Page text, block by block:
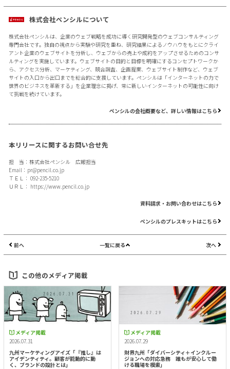
株式会社ペンシルについて
株式会社ペンシルは、企業のウェブ戦略を成功に導く研究開発型のウェブコンサルティング
専門会社です。独自の視点から実験や研究を重ね、研究結果によるノウハウをもとにクライ
アント企業のウェブサイトを分析し、ウェブからの売上や成約をアップさせるためのコンサ
ルティングを実施しています。ウェブサイトの目的と目標を明確にするコンセプトワークか
ら、アクセス分析、マーケティング、競合調査、企画提案、ウェブサイト制作など、ウェブ
サイトの入口から出口までを総合的に支援しています。ペンシルは「インターネットの力で
世界のビジネスを革新する」を企業理念に掲げ、常に新しいインターネットの可能性に向け
て挑戦を続けています。
ペンシルの会社概要など、詳しい情報はこちら
本リリースに関するお問い合せ先
担 当：株式会社ペンシル 広報担当
Email： pr@pencil.co.jp
ＴＥＬ： 092-235-5210
ＵＲＬ： https://www.pencil.co.jp
資料請求・お問い合わせはこちら
ペンシルのプレスキットはこちら
前へ 一覧に戻る 次へ
この他のメディア掲載
メディア掲載
2026.07.31
九州マーケティングアイズ「『推し』は
アイデンティティ。顧客が能動的に動
く、ブランドの設計とは」
メディア掲載
2026.07.29
財界九州「ダイバーシティ＋インクルー
ジョンへの対応急務 誰もが安心して働
ける職場を模索」